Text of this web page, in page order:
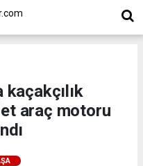
kaçakçılık
araç motoru